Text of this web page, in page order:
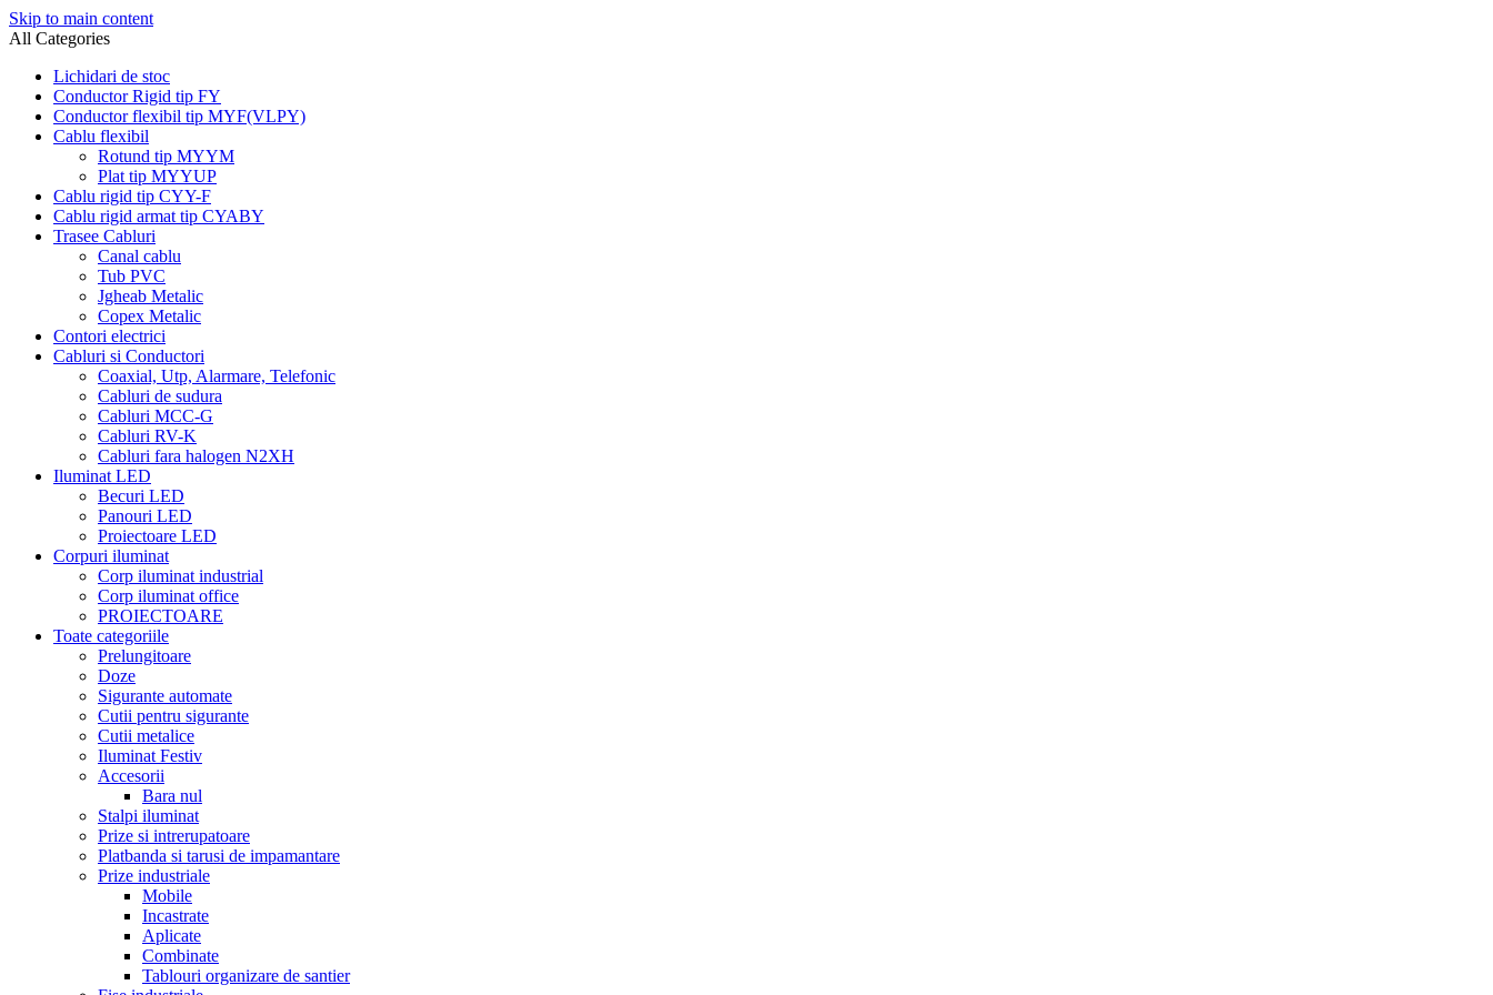
Skip to main content
All Categories
Lichidari de stoc
Conductor Rigid tip FY
Conductor flexibil tip MYF(VLPY)
Cablu flexibil
Rotund tip MYYM
Plat tip MYYUP
Cablu rigid tip CYY-F
Cablu rigid armat tip CYABY
Trasee Cabluri
Canal cablu
Tub PVC
Jgheab Metalic
Copex Metalic
Contori electrici
Cabluri si Conductori
Coaxial, Utp, Alarmare, Telefonic
Cabluri de sudura
Cabluri MCC-G
Cabluri RV-K
Cabluri fara halogen N2XH
Iluminat LED
Becuri LED
Panouri LED
Proiectoare LED
Corpuri iluminat
Corp iluminat industrial
Corp iluminat office
PROIECTOARE
Toate categoriile
Prelungitoare
Doze
Sigurante automate
Cutii pentru sigurante
Cutii metalice
Iluminat Festiv
Accesorii
Bara nul
Stalpi iluminat
Prize si intrerupatoare
Platbanda si tarusi de impamantare
Prize industriale
Mobile
Incastrate
Aplicate
Combinate
Tablouri organizare de santier